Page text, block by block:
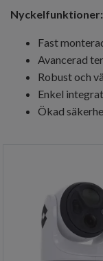
Nyckelfunktioner:
Fast
Avancerad
Robust och
Enkel
Ökad